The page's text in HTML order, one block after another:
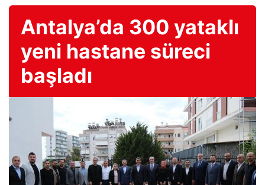
Antalya’da 300 yataklı
yeni hastane süreci
başladı